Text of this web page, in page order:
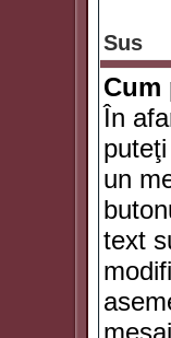
Sus
Cum
În
un
text